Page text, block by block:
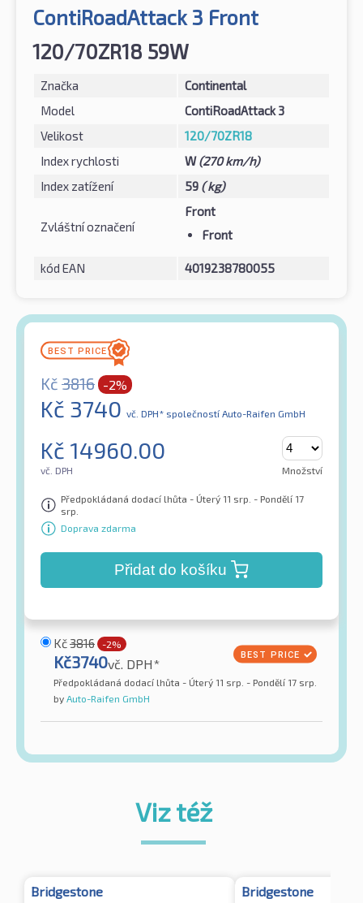
ContiRoadAttack 3 Front
120/70ZR18 59W
Značka
Continental
Model
ContiRoadAttack 3
Velikost
120/70ZR18
Index rychlosti
W(270 km/h)
Index zatížení
59 ( kg)
Zvláštní označení
Front
Front
kód EAN 4019238780055
Kč 3816 -2%
Kč 3740 vč. DPH* společností Auto-Raifen GmbH
Kč 14960.00
vč. DPH Množství
Předpokládaná dodací lhůta - Úterý 11 srp. - Pondělí 17
srp.
Doprava zdarma
Přidat do košíku
Kč3816 -2%
Kč3740vč. DPH*
Předpokládaná dodací lhůta - Úterý 11 srp. - Pondělí 17 srp.
by Auto-Raifen GmbH
Viz též
Bridgestone Bridgestone